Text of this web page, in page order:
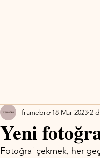
Yeni
framebro 18 Mar 2023 2
Fotoğraf çekmek, her